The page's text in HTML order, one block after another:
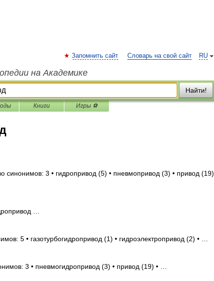
RU
Запомнить сайт Словарь на свой сайт
на Академике
Найти!
Книги Игры ⚽
синонимов: 3 • гидропривод (5) • пневмопривод (3) • привод (19)
…
5 • газотурбогидропривод (1) • гидроэлектропривод (2) • …
3 • пневмогидропривод (3) • привод (19) • …